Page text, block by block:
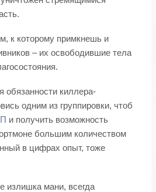
к которому примкнешь и
– их освободившие тела
обязанности киллера-
одним из группировки, чтоб
и получить возможность
большим количеством
в цифрах опыт, тоже
излишка мани, всегда